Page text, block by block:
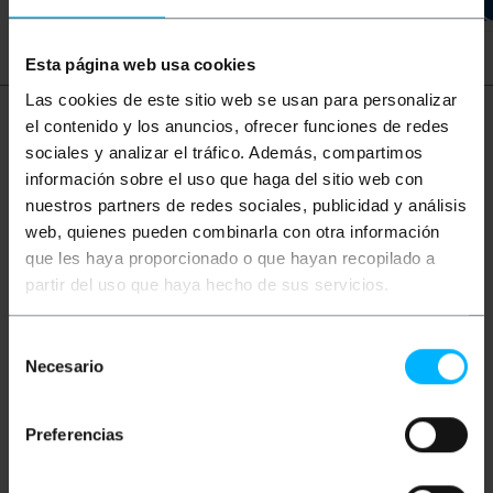
Esta página web usa cookies
Las cookies de este sitio web se usan para personalizar
el contenido y los anuncios, ofrecer funciones de redes
sociales y analizar el tráfico. Además, compartimos
información sobre el uso que haga del sitio web con
nuestros partners de redes sociales, publicidad y análisis
web, quienes pueden combinarla con otra información
que les haya proporcionado o que hayan recopilado a
partir del uso que haya hecho de sus servicios.
Necesario
Preferencias
Więcej informacji
Opis
Wielomodowy dupleksowy kabel światłowodowy
wielkości 50/125 µm i zapewniają prędkość do 100
Gigabit na odległość do 100 m. Posiada podwójne
kabel, najwyższa jakość i LSZH (Low Smoke
Halogen Free). Przekrój rdzenia centralnego i jego